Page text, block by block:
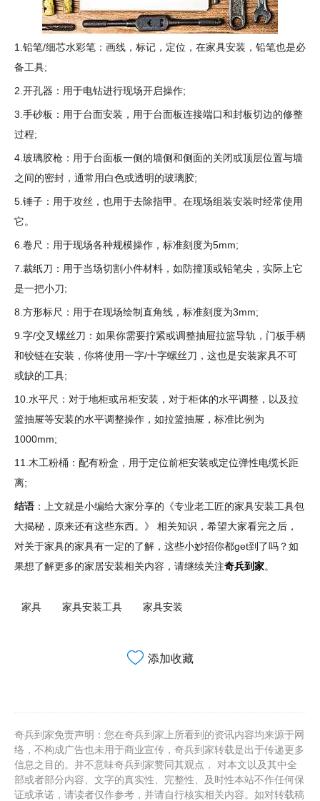
1.铅笔/细芯水彩笔：画线，标记，定位，在家具安装，铅笔也是必
备工具;
2.开孔器：用于电钻进行现场开启操作;
3.手砂板：用于台面安装，用于台面板连接端口和封板切边的修整
过程;
4.玻璃胶枪：用于台面板一侧的墙侧和侧面的关闭或顶层位置与墙
之间的密封，通常用白色或透明的玻璃胶;
5.锤子：用于攻丝，也用于去除指甲。在现场组装安装时经常使用
它。
6.卷尺：用于现场各种规模操作，标准刻度为5mm;
7.裁纸刀：用于当场切割小件材料，如防撞顶或铅笔尖，实际上它
是一把小刀;
8.方形标尺：用于在现场绘制直角线，标准刻度为3mm;
9.字/交叉螺丝刀：如果你需要拧紧或调整抽屉拉篮导轨，门板手柄
和铰链在安装，你将使用一字/十字螺丝刀，这也是安装家具不可
或缺的工具;
10.水平尺：对于地柜或吊柜安装，对于柜体的水平调整，以及拉
篮抽屉等安装的水平调整操作，如拉篮抽屉，标准比例为
1000mm;
11.木工粉桶：配有粉盒，用于定位前柜安装或定位弹性电缆长距
离;
结语 ：上文就是小编给大家分享的《专业老工匠的家具安装工具包
大揭秘，原来还有这些东西。》 相关知识，希望大家看完之后，
对关于家具的家具有一定的了解，这些小妙招你都get到了吗？如
果想了解更多的家居安装相关内容，请继续关注奇兵到家。
家具 家具安装工具 家具安装
添加收藏
奇兵到家免责声明：您在奇兵到家上所看到的资讯内容均来源于网
络，不构成广告也未用于商业宣传，奇兵到家转载是出于传递更多
信息之目的。并不意味奇兵到家赞同其观点， 对本文以及其中全
部或者部分内容、文字的真实性、完整性、及时性本站不作任何保
证或承诺，请读者仅作参考，并请自行核实相关内容。如对转载稿